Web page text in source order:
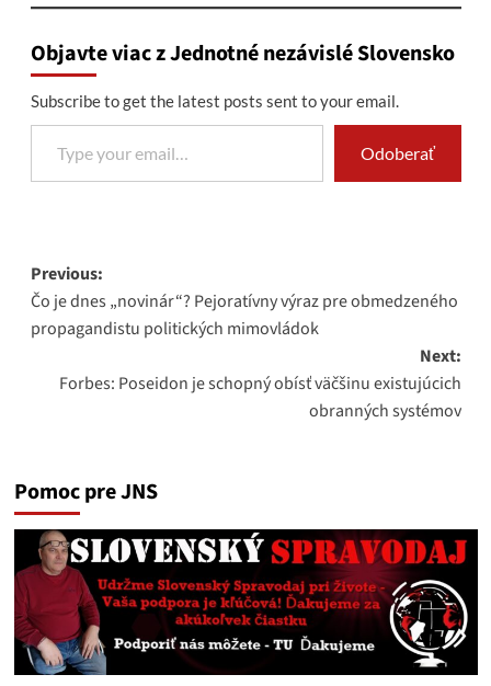
Objavte viac z Jednotné nezávislé Slovensko
Subscribe to get the latest posts sent to your email.
Type your email…
Odoberať
Post
navigation
Previous:
Čo je dnes „novinár“? Pejoratívny výraz pre obmedzeného
propagandistu politických mimovládok
Next:
Forbes: Poseidon je schopný obísť väčšinu existujúcich
obranných systémov
Pomoc pre JNS